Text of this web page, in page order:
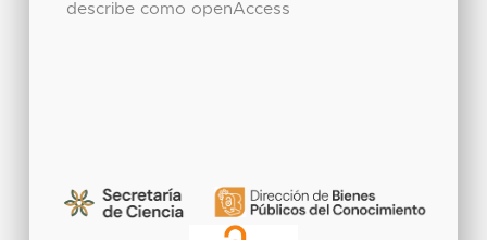
describe como openAccess